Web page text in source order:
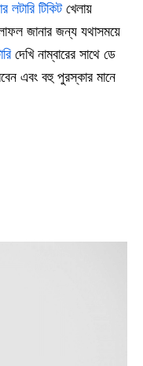
লটারি টিকিটখেলায়
জানার জন্য যথাসময়ে
দেখি নাম্বারের সাথে ডে
এবং বহু পুরস্কার মানে